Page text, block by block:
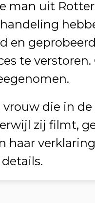
man uit
en
te verstoren.
vrouw die in
zij filmt,
haar